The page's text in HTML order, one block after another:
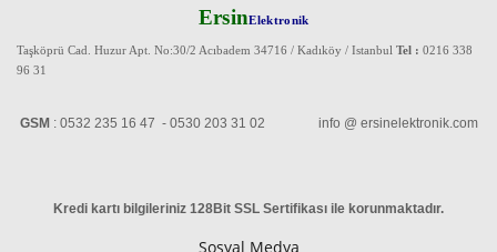
ErsinElektronik
Taşköprü Cad. Huzur Apt. No:30/2 Acıbadem 34716 / Kadıköy / Istanbul Tel : 0216 338
96 31
GSM : 0532 235 16 47 - 0530 203 31 02 info @ ersinelektronik.com
Kredi kartı bilgileriniz 128Bit SSL Sertifikası ile korunmaktadır.
Sosyal Medya